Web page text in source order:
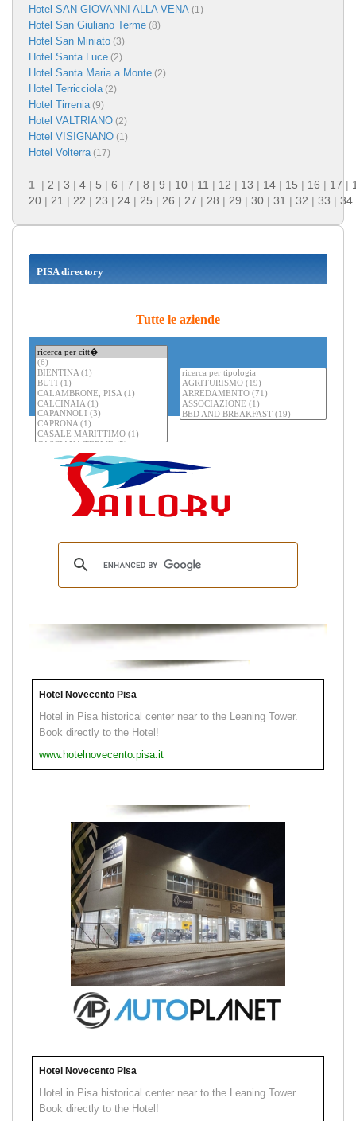
Hotel SAN GIOVANNI ALLA VENA (1)
Hotel San Giuliano Terme (8)
Hotel San Miniato (3)
Hotel Santa Luce (2)
Hotel Santa Maria a Monte (2)
Hotel Terricciola(2)
Hotel Tirrenia(9)
Hotel VALTRIANO (2)
Hotel VISIGNANO (1)
Hotel Volterra(17)
1 | 2 | 3 | 4 | 5 | 6 | 7 | 8 | 9 | 10 | 11 | 12 | 13 | 14 | 15 | 16 | 17 |
20 | 21 | 22 | 23 | 24 | 25 | 26 | 27 | 28 | 29 | 30 | 31 | 32 | 33 | 34
PISA directory
Tutte le aziende
Hotel Novecento Pisa
Hotel in Pisa historical center near to the Leaning Tower.
Book directly to the Hotel!
www.hotelnovecento.pisa.it
Hotel Novecento Pisa
Hotel in Pisa historical center near to the Leaning Tower.
Book directly to the Hotel!